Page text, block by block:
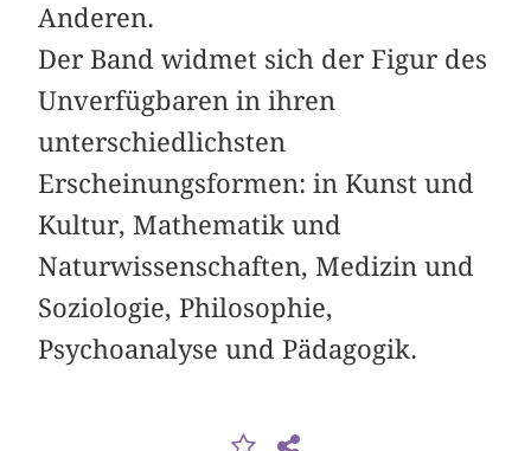
Anderen.
Der Band widmet sich der Figur des
Unverfügbaren in ihren
unterschiedlichsten
Erscheinungsformen: in Kunst und
Kultur, Mathematik und
Naturwissenschaften, Medizin und
Soziologie, Philosophie,
Psychoanalyse und Pädagogik.